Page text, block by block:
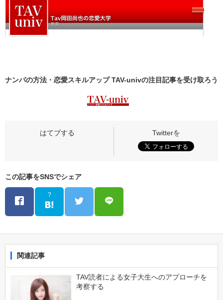
ナンパの方法・恋愛スキルアップ TAV-univの注目記事を受け取ろう
この記事をSNSでシェア
?
関連記事
TAV読者による女子大生へのアプローチを
考察する